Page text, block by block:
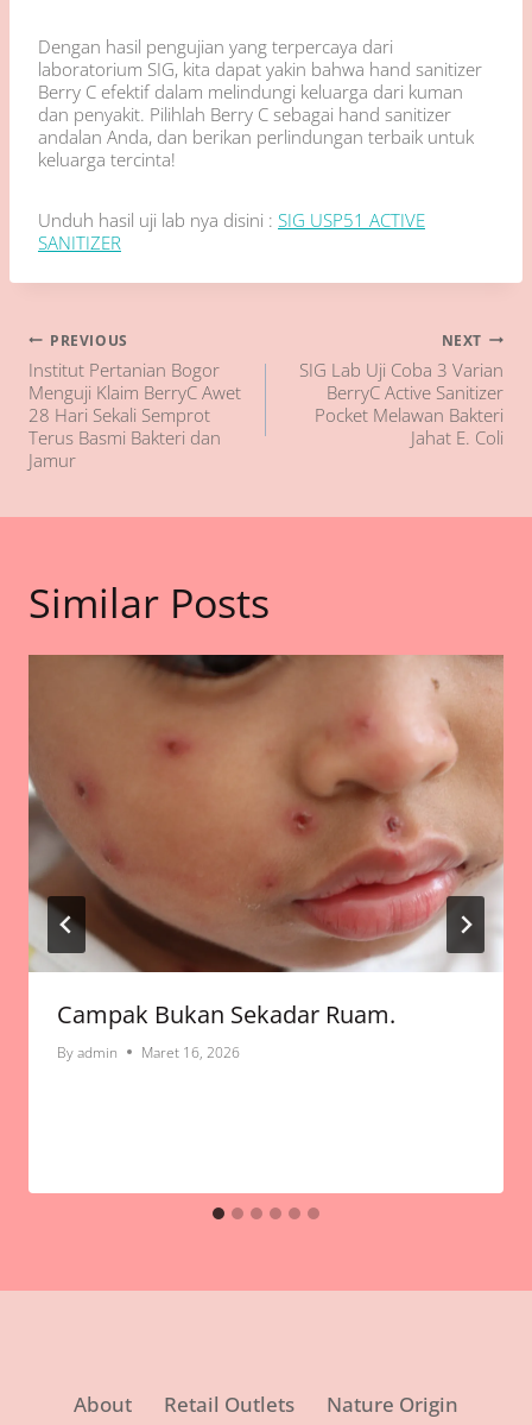
Dengan hasil pengujian yang terpercaya dari
laboratorium SIG, kita dapat yakin bahwa hand sanitizer
Berry C efektif dalam melindungi keluarga dari kuman
dan penyakit. Pilihlah Berry C sebagai hand sanitizer
andalan Anda, dan berikan perlindungan terbaik untuk
keluarga tercinta!
Unduh hasil uji lab nya disini : SIG USP51 ACTIVE
SANITIZER
Navigasi
pos
PREVIOUS
Institut Pertanian Bogor
Menguji Klaim BerryC Awet
28 Hari Sekali Semprot
Terus Basmi Bakteri dan
Jamur
NEXT
SIG Lab Uji Coba 3 Varian
BerryC Active Sanitizer
Pocket Melawan Bakteri
Jahat E. Coli
Similar Posts
Campak Bukan Sekadar Ruam.
Byadmin Maret 16, 2026
About Retail Outlets
Nature Origin